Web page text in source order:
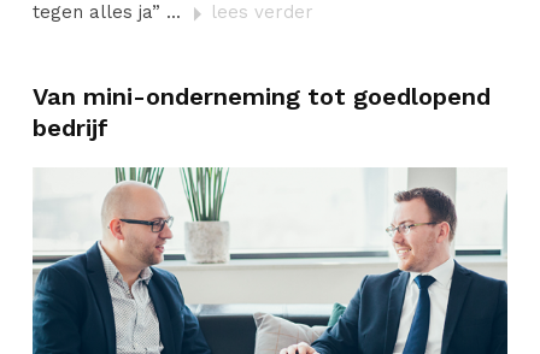
tegen alles ja” ...
lees verder
Van mini-onderneming tot goedlopend
bedrijf